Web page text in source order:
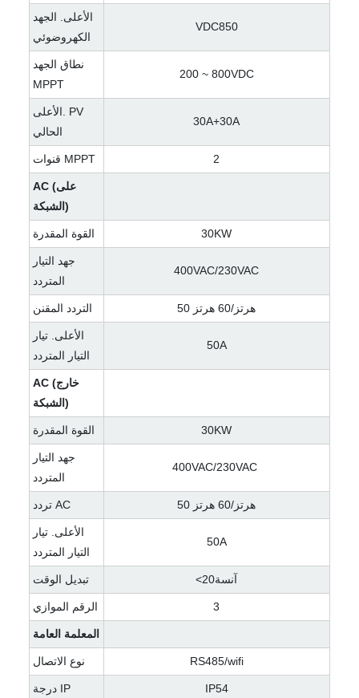
الأعلى. الجهد
الكهروضوئي
VDC850
نطاق الجهد
MPPT
200 ~ 800VDC
الأعلى. PV
الحالي
30A+30A
قنوات MPPT 2
AC (على
الشبكة)
القوة المقدرة 30KW
جهد التيار
المتردد
400VAC/230VAC
التردد المقنن 50 هرتز/60 هرتز
الأعلى. تيار
التيار المتردد
50A
AC (خارج
الشبكة)
القوة المقدرة 30KW
جهد التيار
المتردد
400VAC/230VAC
تردد AC 50 هرتز/60 هرتز
الأعلى. تيار
التيار المتردد
50A
تبديل الوقت <آنسة20
الرقم الموازي 3
المعلمة العامة
نوع الاتصال RS485/wifi
درجة IP IP54